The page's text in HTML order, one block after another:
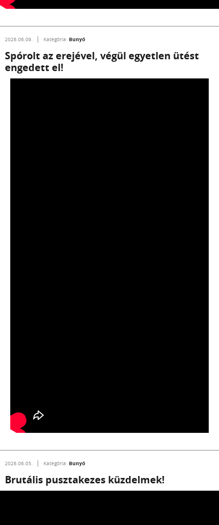
2026.06.09. Kategória: Bunyó
Spórolt az erejével, végül egyetlen ütést
engedett el!
2026.06.05. Kategória: Bunyó
Brutális pusztakezes küzdelmek!